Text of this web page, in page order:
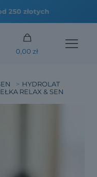
250 złotych
0,00 zł
> HYDROLAT
RELAX & SEN